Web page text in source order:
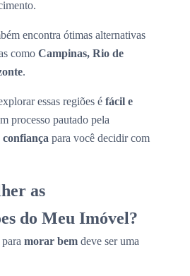
encontra ótimas alternativas
como Campinas, Rio de
.
essas regiões é fácil e
processo pautado pela
confiança para você decidir com
as
do Meu Imóvel?
morar bem deve ser uma